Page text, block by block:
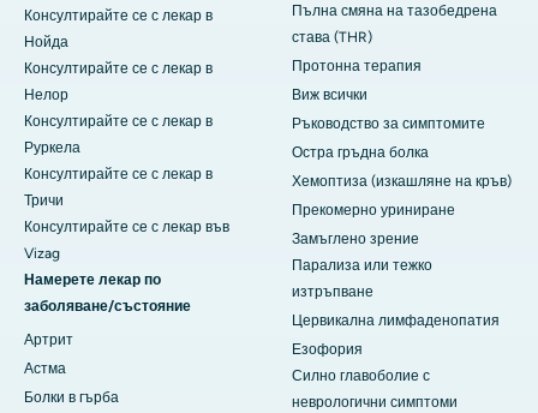
Консултирайте се с лекар в
Нойда
Консултирайте се с лекар в
Нелор
Консултирайте се с лекар в
Руркела
Консултирайте се с лекар в
Тричи
Консултирайте се с лекар във
Vizag
Намерете лекар по
заболяване/състояние
Артрит
Астма
Болки в гърба
Пълна смяна на тазобедрена
става (THR)
Протонна терапия
Виж всички
Ръководство за симптомите
Остра гръдна болка
Хемоптиза (изкашляне на кръв)
Прекомерно уриниране
Замъглено зрение
Парализа или тежко
изтръпване
Цервикална лимфаденопатия
Езофория
Силно главоболие с
неврологични симптоми